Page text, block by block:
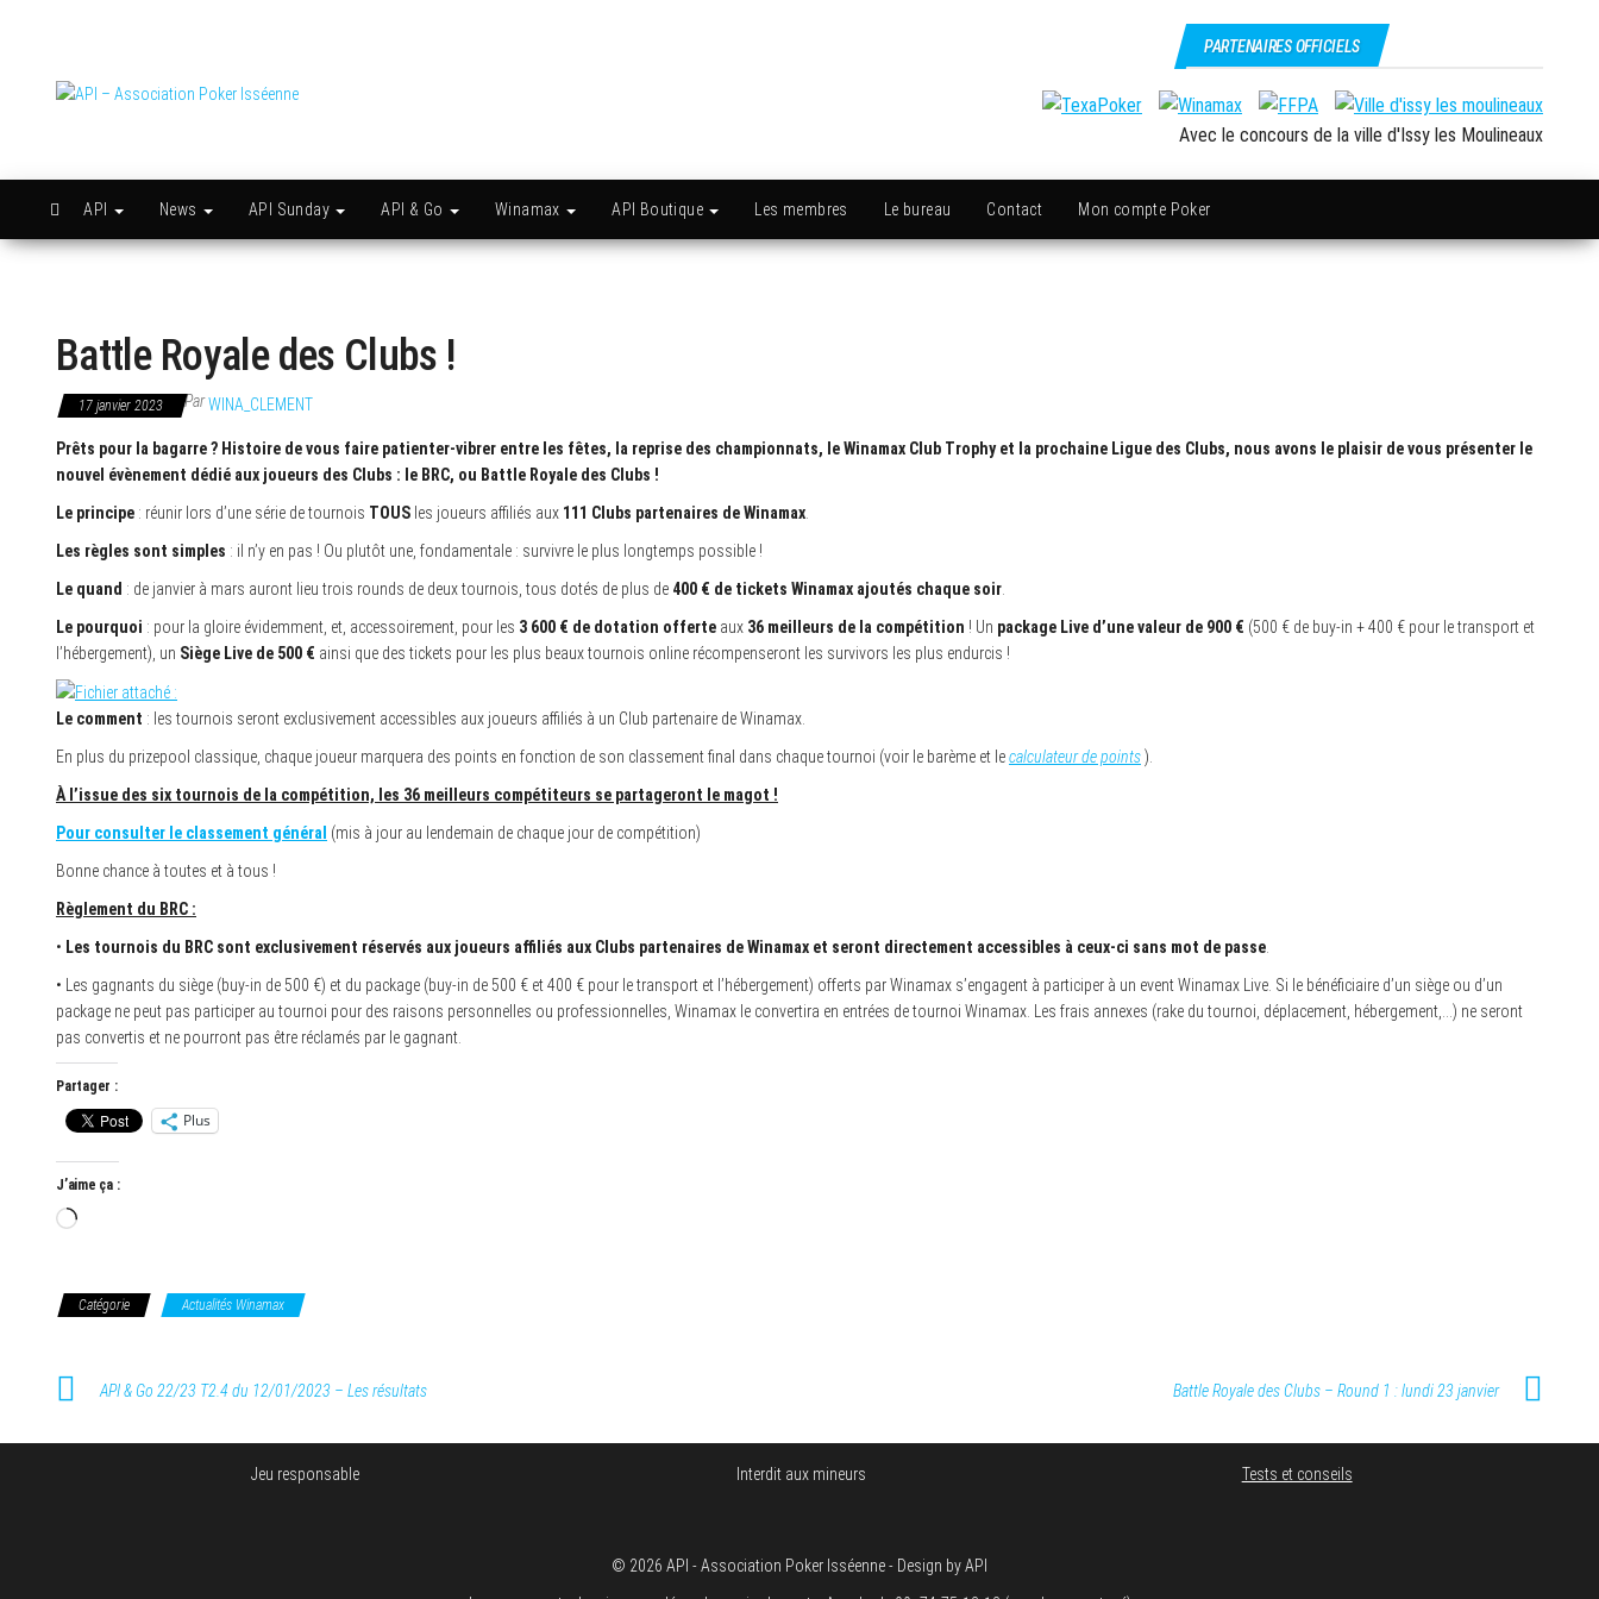
Poker
Isséenne
PARTENAIRES OFFICIELS
Avec le concours de la ville d'Issy les Moulineaux
API News API Sunday API & Go Winamax API Boutique Les membres Le bureau Contact Mon compte Poker
Battle Royale des Clubs !
17 janvier 2023 ParWINA_CLEMENT
Prêts pour la bagarre ? Histoire de vous faire patienter-vibrer entre les fêtes, la reprise des championnats, le Winamax Club Trophy et la prochaine Ligue des Clubs, nous avons le plaisir de vous présenter le
nouvel évènement dédié aux joueurs des Clubs : le BRC, ou Battle Royale des Clubs !
Le principe : réunir lors d’une série de tournois TOUS les joueurs affiliés aux 111 Clubs partenaires de Winamax
Les règles sont simples : il n’y en pas ! Ou plutôt une, fondamentale : survivre le plus longtemps possible !
Le quand : de janvier à mars auront lieu trois rounds de deux tournois, tous dotés de plus de 400 € de tickets Winamax ajoutés chaque soir
Le pourquoi : pour la gloire évidemment, et, accessoirement, pour les 3 600 € de dotation offerte aux 36 meilleurs de la compétition ! Un package Live d’une valeur de 900 € (500 € de buy-in + 400 € pour le transport et
l’hébergement), un Siège Live de 500 € ainsi que des tickets pour les plus beaux tournois online récompenseront les survivors les plus endurcis !
Le comment : les tournois seront exclusivement accessibles aux joueurs affiliés à un Club partenaire de Winamax.
En plus du prizepool classique, chaque joueur marquera des points en fonction de son classement final dans chaque tournoi (voir le barème et lecalculateur de points).
À l’issue des six tournois de la compétition, les 36 meilleurs compétiteurs se partageront le magot !
Pour consulter le classement général (mis à jour au lendemain de chaque jour de compétition)
Bonne chance à toutes et à tous !
Règlement du BRC :
• Les tournois du BRC sont exclusivement réservés aux joueurs affiliés aux Clubs partenaires de Winamax et seront directement accessibles à ceux-ci sans mot de passe
• Les gagnants du siège (buy-in de 500 €) et du package (buy-in de 500 € et 400 € pour le transport et l’hébergement) offerts par Winamax s’engagent à participer à un event Winamax Live. Si le bénéficiaire d’un siège ou d’un
package ne peut pas participer au tournoi pour des raisons personnelles ou professionnelles, Winamax le convertira en entrées de tournoi Winamax. Les frais annexes (rake du tournoi, déplacement, hébergement,…) ne seront
pas convertis et ne pourront pas être réclamés par le gagnant.
Partager :
Plus
J’aime ça :
Chargement…
Catégorie Actualités Winamax
API & Go 22/23 T2.4 du 12/01/2023 – Les résultats Battle Royale des Clubs – Round 1 : lundi 23 janvier
Jeu responsable Interdit aux mineurs Tests et conseils
© 2026 API - Association Poker Isséenne - Design by API